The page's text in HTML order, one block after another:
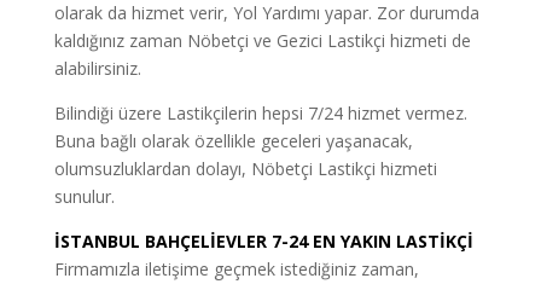
olarak da hizmet verir, Yol Yardımı yapar. Zor durumda
kaldığınız zaman Nöbetçi ve Gezici Lastikçi hizmeti de
alabilirsiniz.
Bilindiği üzere Lastikçilerin hepsi 7/24 hizmet vermez.
Buna bağlı olarak özellikle geceleri yaşanacak,
olumsuzluklardan dolayı, Nöbetçi Lastikçi hizmeti
sunulur.
İSTANBUL BAHÇELİEVLER 7-24 EN YAKIN LASTİKÇİ
Firmamızla iletişime geçmek istediğiniz zaman,